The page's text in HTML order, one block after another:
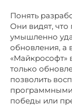
Понять
Они видят, что
умышленно
обновления, а
«Майкрософт»
только
позволить
победы или